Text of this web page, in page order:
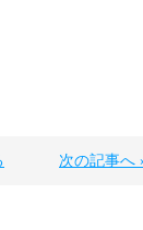
次の記事へ